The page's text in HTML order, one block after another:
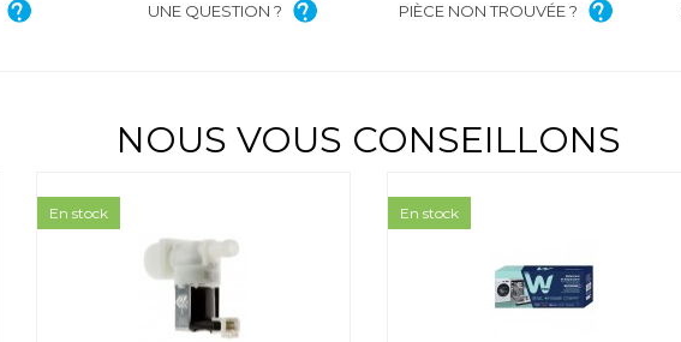
UNE QUESTION ? PIÈCE NON TROUVÉE ?
NOUS VOUS CONSEILLONS
En stock En stock